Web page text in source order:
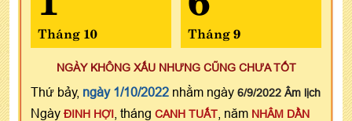
Tháng 10 Tháng 9
NGÀY KHÔNG XẤU NHƯNG CŨNG CHƯA TỐT
Thứ bảy, ngày 1/10/2022 nhằm ngày 6/9/2022 Âm lịch
Ngày ĐINH HỢI , tháng CANH TUẤT , năm NHÂM DẦN